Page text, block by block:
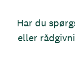
Har du
eller